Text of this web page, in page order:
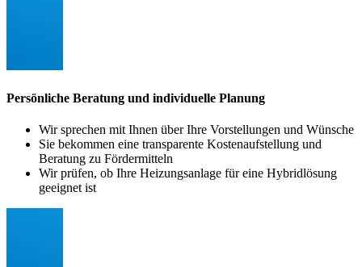
Persönliche Beratung und individuelle Planung
Wir sprechen mit Ihnen über Ihre Vorstellungen und Wünsche
Sie bekommen eine transparente Kostenaufstellung und
Beratung zu Fördermitteln
Wir prüfen, ob Ihre Heizungsanlage für eine Hybridlösung
geeignet ist